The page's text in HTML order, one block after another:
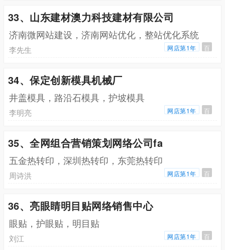
33、山东建材澳力科技建材有限公司
济南微网站建设，济南网站优化，整站优化系统
李先生 网店第1年 百
34、保定创新模具机械厂
井盖模具，路沿石模具，护坡模具
李明亮 网店第1年 百
35、全网组合营销策划网络公司fa
五金热转印，深圳热转印，东莞热转印
周诗洪 网店第1年 百
36、亮眼睛明目贴网络销售中心
眼贴，护眼贴，明目贴
刘江 网店第1年 百